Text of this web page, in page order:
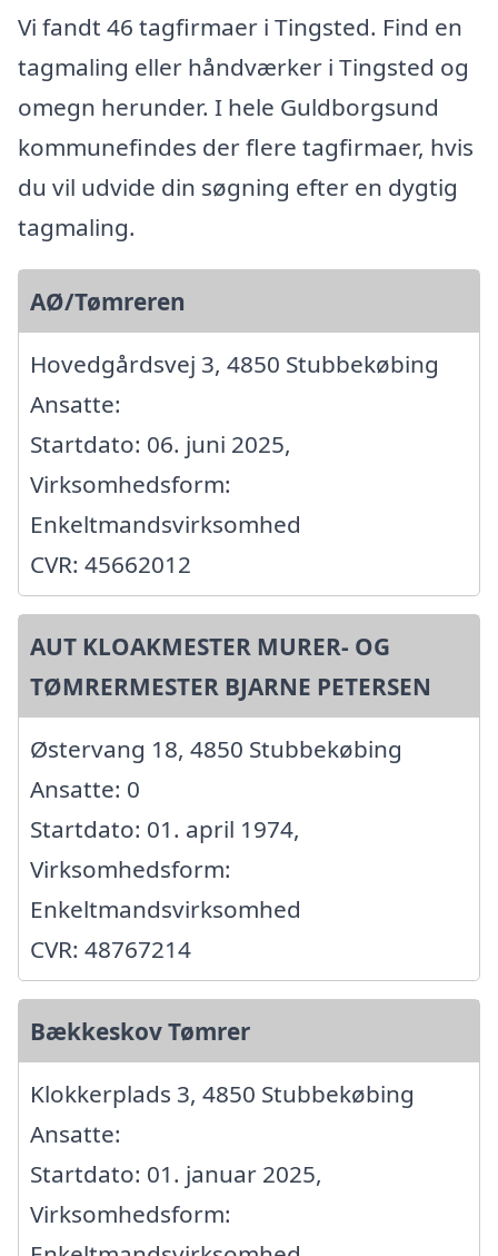
Vi fandt 46 tagfirmaer i Tingsted. Find en
tagmaling eller håndværker i Tingsted og
omegn herunder. I hele Guldborgsund
kommunefindes der flere tagfirmaer, hvis
du vil udvide din søgning efter en dygtig
tagmaling.
AØ/Tømreren
Hovedgårdsvej 3, 4850 Stubbekøbing
Ansatte:
Startdato: 06. juni 2025,
Virksomhedsform:
Enkeltmandsvirksomhed
CVR: 45662012
AUT KLOAKMESTER MURER- OG
TØMRERMESTER BJARNE PETERSEN
Østervang 18, 4850 Stubbekøbing
Ansatte: 0
Startdato: 01. april 1974,
Virksomhedsform:
Enkeltmandsvirksomhed
CVR: 48767214
Bækkeskov Tømrer
Klokkerplads 3, 4850 Stubbekøbing
Ansatte:
Startdato: 01. januar 2025,
Virksomhedsform: